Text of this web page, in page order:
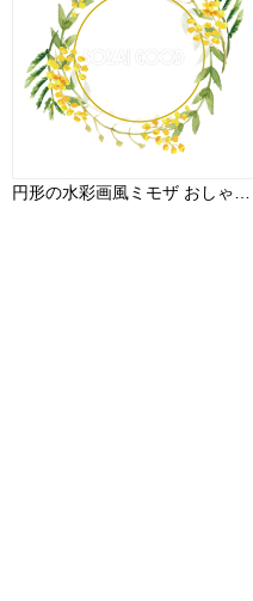
円形の水彩画風ミモザ おしゃれなボタニカル風(植物)のフレーム枠イラスト無料 フリー86448